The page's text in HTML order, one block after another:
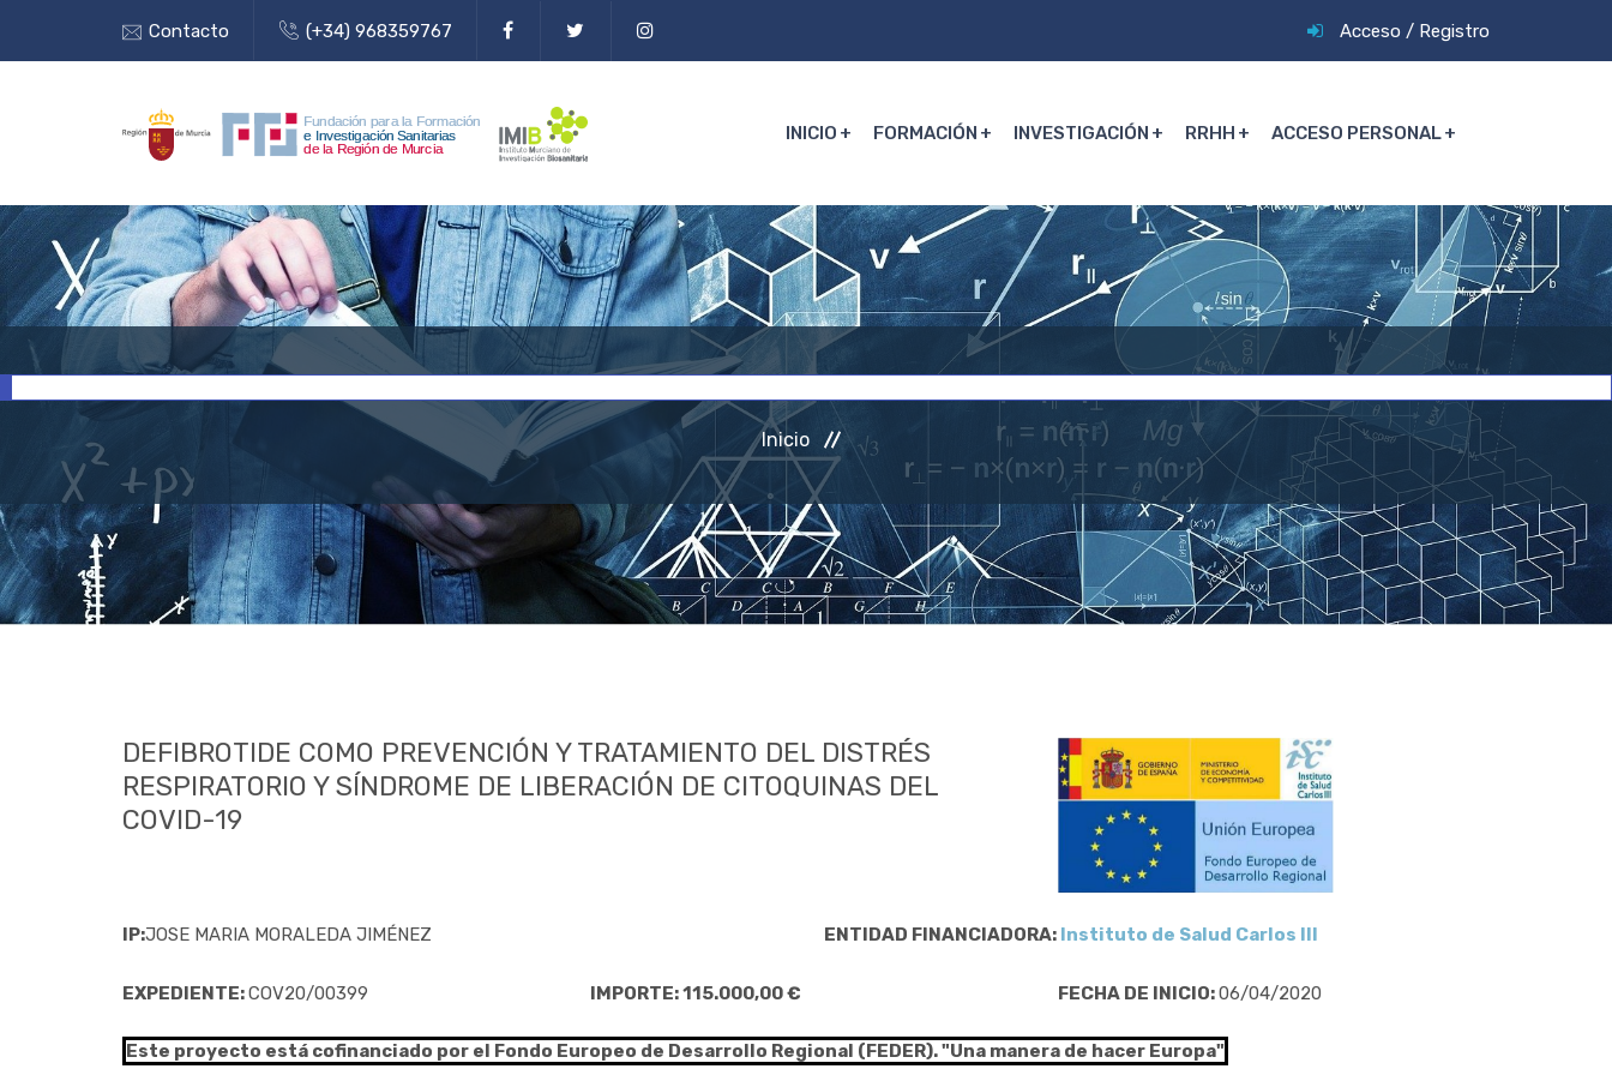
Contacto (+34) 968359767 Acceso / Registro
INICIO FORMACIÓN INVESTIGACIÓN RRHH ACCESO PERSONAL
Inicio
DEFIBROTIDE COMO PREVENCIÓN Y TRATAMIENTO DEL DISTRÉS
RESPIRATORIO Y SÍNDROME DE LIBERACIÓN DE CITOQUINAS DEL
COVID-19
IP:JOSE MARIA MORALEDA JIMÉNEZ ENTIDAD FINANCIADORA: Instituto de Salud Carlos III
EXPEDIENTE:COV20/00399 IMPORTE: 115.000,00 € FECHA DE INICIO:06/04/2020
Este proyecto está cofinanciado por el Fondo Europeo de Desarrollo Regional (FEDER). "Una manera de hacer Europa"